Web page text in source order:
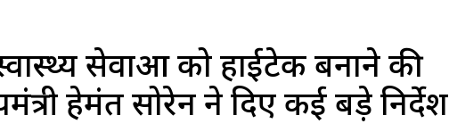
सेवाओं को हाईटेक बनाने की
हेमंत सोरेन ने दिए कई बड़े निर्देश